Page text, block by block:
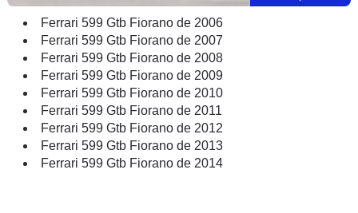
Ferrari 599 Gtb Fiorano de 2006
Ferrari 599 Gtb Fiorano de 2007
Ferrari 599 Gtb Fiorano de 2008
Ferrari 599 Gtb Fiorano de 2009
Ferrari 599 Gtb Fiorano de 2010
Ferrari 599 Gtb Fiorano de 2011
Ferrari 599 Gtb Fiorano de 2012
Ferrari 599 Gtb Fiorano de 2013
Ferrari 599 Gtb Fiorano de 2014